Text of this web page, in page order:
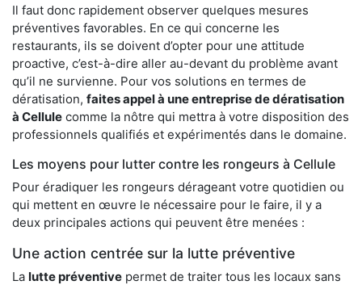
Il faut donc rapidement observer quelques mesures
préventives favorables. En ce qui concerne les
restaurants, ils se doivent d’opter pour une attitude
proactive, c’est-à-dire aller au-devant du problème avant
qu’il ne survienne. Pour vos solutions en termes de
dératisation, faites appel à une entreprise de dératisation
à Cellule comme la nôtre qui mettra à votre disposition des
professionnels qualifiés et expérimentés dans le domaine.
Les moyens pour lutter contre les rongeurs à Cellule
Pour éradiquer les rongeurs dérageant votre quotidien ou
qui mettent en œuvre le nécessaire pour le faire, il y a
deux principales actions qui peuvent être menées :
Une action centrée sur la lutte préventive
La lutte préventive permet de traiter tous les locaux sans